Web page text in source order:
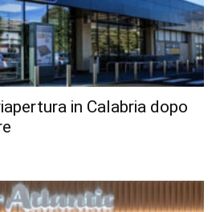
in Calabria dopo